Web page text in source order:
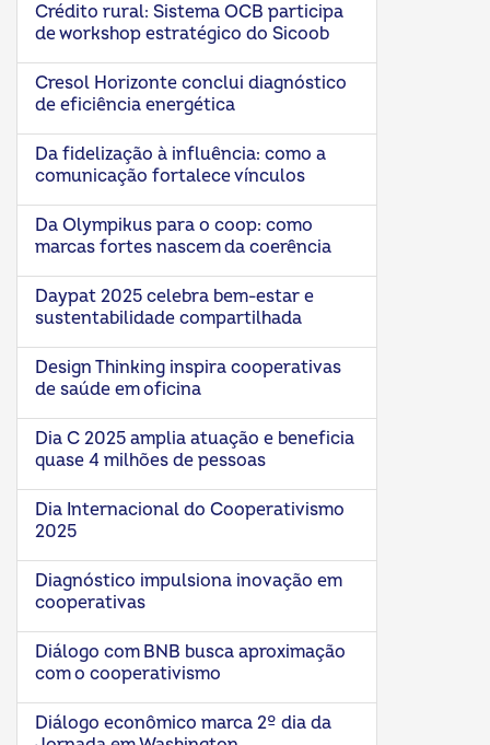
Crédito rural: Sistema OCB participa
de workshop estratégico do Sicoob
Cresol Horizonte conclui diagnóstico
de eficiência energética
Da fidelização à influência: como a
comunicação fortalece vínculos
Da Olympikus para o coop: como
marcas fortes nascem da coerência
Daypat 2025 celebra bem-estar e
sustentabilidade compartilhada
Design Thinking inspira cooperativas
de saúde em oficina
Dia C 2025 amplia atuação e beneficia
quase 4 milhões de pessoas
Dia Internacional do Cooperativismo
2025
Diagnóstico impulsiona inovação em
cooperativas
Diálogo com BNB busca aproximação
com o cooperativismo
Diálogo econômico marca 2º dia da